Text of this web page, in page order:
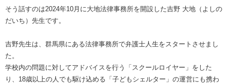
そう話すのは2024年10月に大地法律事務所を開設した吉野 大地（よしの
だいち）先生です。
吉野先生は、群馬県にある法律事務所で弁護士人生をスタートさせまし
た。
学校内の問題に対してアドバイスを行う「スクールロイヤー」をした
り、18歳以上の人でも駆け込める「子どもシェルター」の運営にも携わ